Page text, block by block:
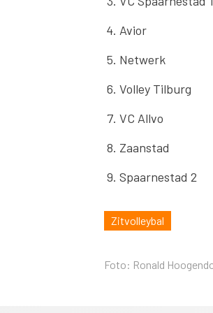
Avior
Netwerk
Volley Tilburg
VC Allvo
Zaanstad
Spaarnestad 2
Zitvolleybal
Foto: Ronald